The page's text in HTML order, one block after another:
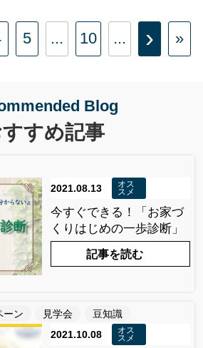
5 ... 10 ... › »
Blog
すめ記事
2021.08.13
オス
スメ
今すぐできる！「お家づ
くりはじめの一歩診断」
記事を読む
ーン 見学会
豆知識
2021.10.08
オス
スメ